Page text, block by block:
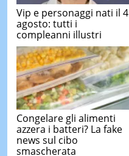
Vip e personaggi nati il 4
agosto: tutti i
compleanni illustri
Congelare gli alimenti
azzera i batteri? La fake
news sul cibo
smascherata